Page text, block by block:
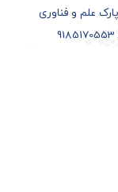
پارک علم و فناوری